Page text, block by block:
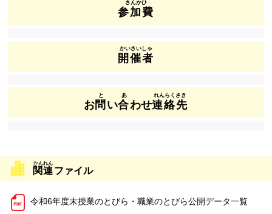
参加費
開催者
お問 い合わせ連絡先
関連ファイル
令和6年度末授業のとびら・職業のとびら公開データ一覧